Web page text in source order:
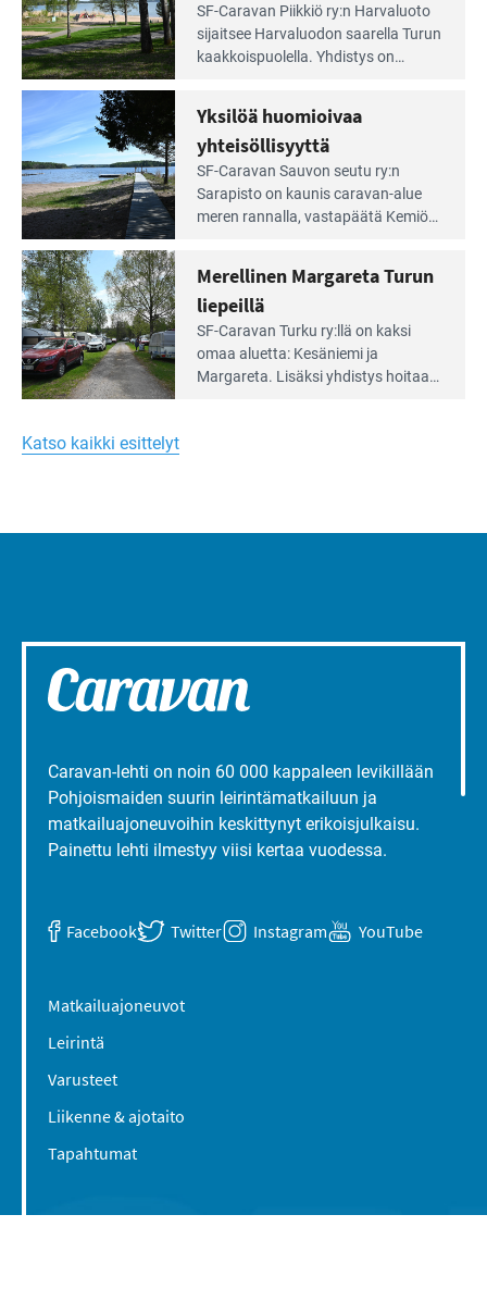
Lue
Leirintäoppaan
artikkeli:
Meren
äärellä
ja
vehreän
virkistysalueen
laidalla
SF-Caravan Piikkiö ry:n Harvaluoto
sijait­see Harvaluodon saarella Turun
kaakkois­puolella. Yhdistys on
virkistysalueesta.
Lue
Leirintäoppaan
artikkeli:
Yksilöä
huomioivaa
yhteisöllisyyttä
Yksilöä huomioivaa
yhteisöllisyyttä
SF-Caravan Sauvon seutu ry:n
Sarapisto on kaunis caravan-alue
meren rannalla, vasta­päätä Kemiön
kymmenen paikkaa ilman sähköä.
Lue
Leirintäoppaan
artikkeli:
Merellinen
Turun
liepeillä
Merellinen Margareta Turun
liepeillä
SF-Caravan Turku ry:llä on kaksi
omaa aluet­ta: Kesäniemi ja
Margareta. Lisäksi yhdis­tys hoitaa
Katso kaikki esittelyt
Caravan-lehti on noin 60 000 kappaleen levikillään
Pohjoismaiden suurin leirintämatkailuun ja
matkailuajoneuvoihin keskittynyt erikoisjulkaisu.
Painettu lehti ilmestyy viisi kertaa vuodessa.
Facebook Twitter Instagram YouTube
Matkailuajoneuvot
Leirintä
Varusteet
Liikenne & ajotaito
Tapahtumat